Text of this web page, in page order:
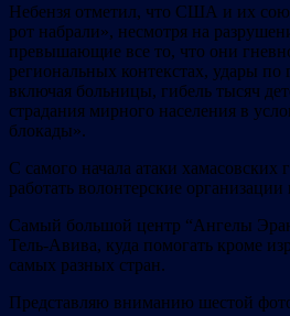
Небензя отметил, что США и их
рот набрали», несмотря на
превышающие все то, что они
региональных контекстах, удары по
включая больницы, гибель тысяч
страдания мирного населения в
блокады».
С самого начала атаки хамасовских
работать волонтерские организации
Самый большой центр “Ангелы
Тель-Авива, куда помогать кроме
самых разных стран.
Представляю вниманию шестой